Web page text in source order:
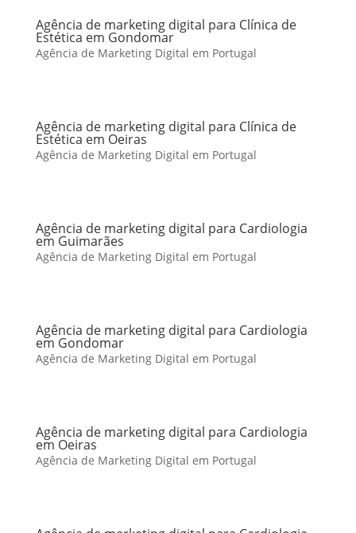
Agência de marketing digital para Clínica de
Estética em Gondomar
Agência de Marketing Digital em Portugal
Agência de marketing digital para Clínica de
Estética em Oeiras
Agência de Marketing Digital em Portugal
Agência de marketing digital para Cardiologia
em Guimarães
Agência de Marketing Digital em Portugal
Agência de marketing digital para Cardiologia
em Gondomar
Agência de Marketing Digital em Portugal
Agência de marketing digital para Cardiologia
em Oeiras
Agência de Marketing Digital em Portugal